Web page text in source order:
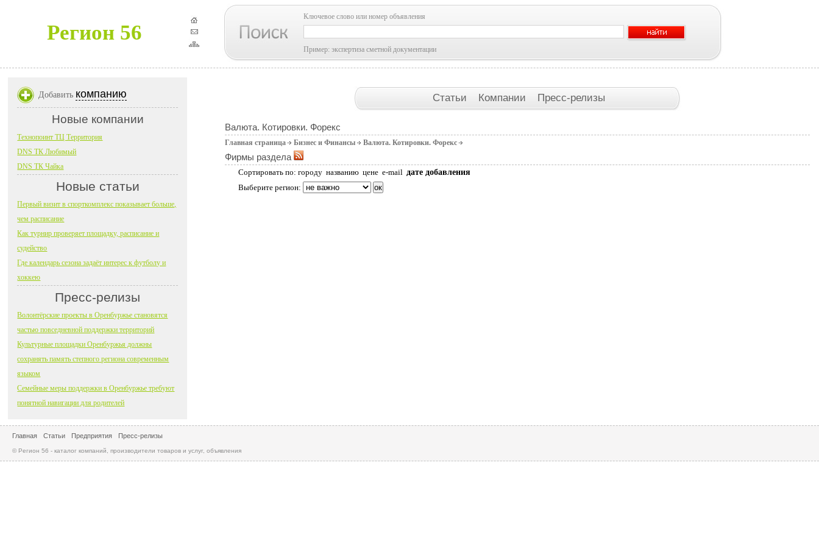
Регион 56
Ключевое слово или номер объявления
Пример: экспертиза сметной документации
Статьи Компании Пресс-релизы
Валюта. Котировки. Форекс
Главная страница Бизнес и Финансы Валюта. Котировки. Форекс
Фирмы раздела
Сортировать по: городу названию цене e-mail дате добавления
Выберите регион:
Добавить компанию
Новые компании
Технопоинт ТЦ Территория
DNS ТК Любимый
DNS ТК Чайка
Новые статьи
Первый визит в спорткомплекс показывает больше,
чем расписание
Как турнир проверяет площадку, расписание и
судейство
Где календарь сезона задаёт интерес к футболу и
хоккею
Пресс-релизы
Волонтёрские проекты в Оренбуржье становятся
частью повседневной поддержки территорий
Культурные площадки Оренбуржья должны
сохранять память степного региона современным
языком
Семейные меры поддержки в Оренбуржье требуют
понятной навигации для родителей
Главная Статьи Предприятия Пресс-релизы
© Регион 56 - каталог компаний, производители товаров и услуг, объявления